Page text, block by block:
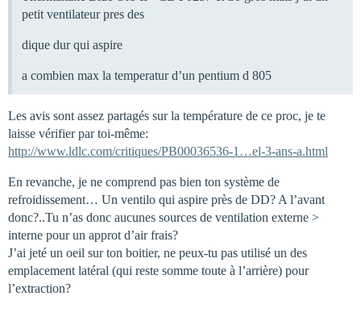
petit ventilateur pres des
dique dur qui aspire
a combien max la temperatur d’un pentium d 805
Les avis sont assez partagés sur la température de ce proc, je te
laisse vérifier par toi-même:
http://www.ldlc.com/critiques/PB00036536-1…el-3-ans-a.html
En revanche, je ne comprend pas bien ton système de
refroidissement… Un ventilo qui aspire près de DD? A l’avant
donc?..Tu n’as donc aucunes sources de ventilation externe >
interne pour un approt d’air frais?
J’ai jeté un oeil sur ton boitier, ne peux-tu pas utilisé un des
emplacement latéral (qui reste somme toute à l’arrière) pour
l’extraction?